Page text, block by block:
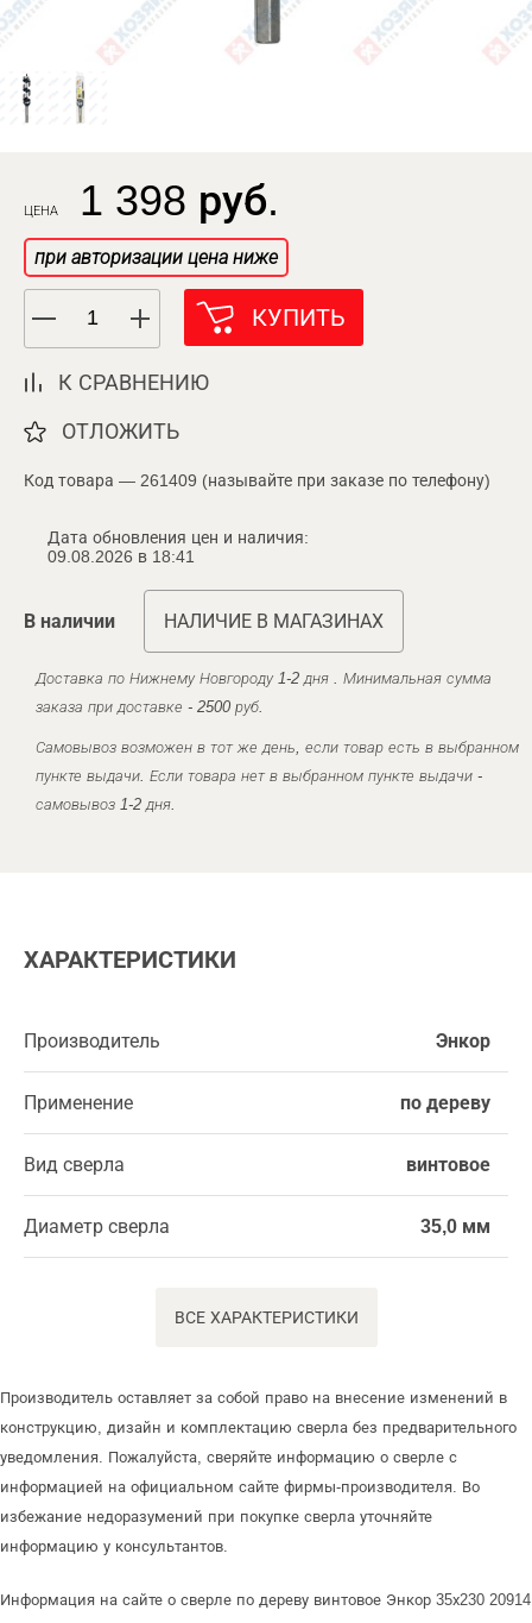
ЦЕНА 1 398 руб.
при авторизации цена ниже
КУПИТЬ
К СРАВНЕНИЮ
ОТЛОЖИТЬ
Код товара — 261409 (называйте при заказе по телефону)
Дата обновления цен и наличия:
09.08.2026 в 18:41
В наличии НАЛИЧИЕ В МАГАЗИНАХ
Доставка по Нижнему Новгороду 1-2 дня . Минимальная сумма
заказа при доставке - 2500 руб.
Самовывоз возможен в тот же день, если товар есть в выбранном
пункте выдачи. Если товара нет в выбранном пункте выдачи -
самовывоз 1-2 дня.
ХАРАКТЕРИСТИКИ
Производитель Энкор
Применение по дереву
Вид сверла винтовое
Диаметр сверла 35,0 мм
ВСЕ ХАРАКТЕРИСТИКИ
Производитель оставляет за собой право на внесение изменений в
конструкцию, дизайн и комплектацию сверла без предварительного
уведомления. Пожалуйста, сверяйте информацию о сверле с
информацией на официальном сайте фирмы-производителя. Во
избежание недоразумений при покупке сверла уточняйте
информацию у консультантов.
Информация на сайте о сверле по дереву винтовое Энкор 35х230 20914